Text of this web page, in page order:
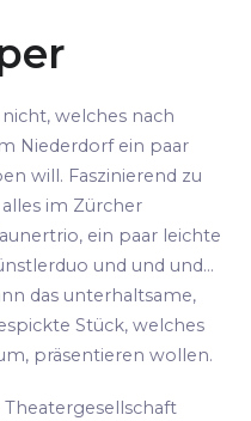
welches nach
Niederdorf ein paar
will. Faszinierend zu
im Zürcher
ein paar leichte
und und und...
das unterhaltsame,
Stück, welches
präsentieren wollen.